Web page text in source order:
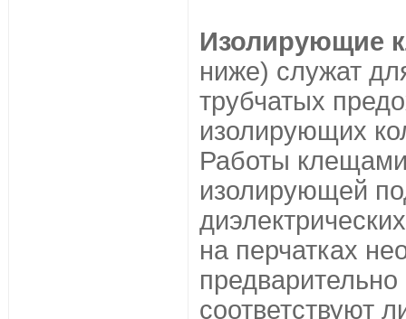
Изолирующие
ниже) служат
трубчатых
изолирующих
Работы
изолирующей
на перчатках
соответствуют